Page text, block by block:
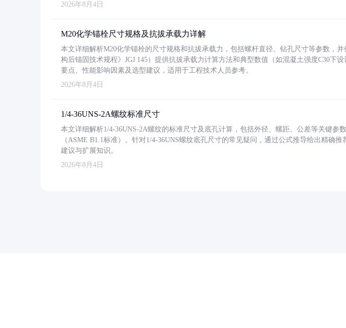
2026年8月4日
M20化学锚栓尺寸规格及抗拔承载力详解
本文详细解析M20化学锚栓的尺寸规格和抗拔承载力，包括螺杆直径、钻孔尺寸等参数，
构后锚固技术规程》JGJ 145）提供抗拔承载力计算方法和典型数值（如混凝土强度C30下
要点、性能影响因素及选型建议，适用于工程技术人员参考。
2026年8月4日
1/4-36UNS-2A螺纹标准尺寸
本文详细解析1/4-36UNS-2A螺纹的标准尺寸及底孔计算，包括外径、螺距、公差等关键参
（ASME B1.1标准）。针对1/4-36UNS螺纹底孔尺寸的常见疑问，通过公式推导给出精确
建议与扩展知识。
2026年8月4日